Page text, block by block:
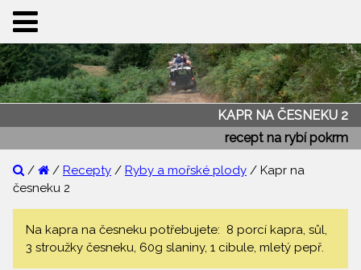
KAPR NA ČESNEKU 2
recept na rybí pokrm
/ / Recepty / Ryby a mořské plody / Kapr na
česneku 2
Na kapra na česneku potřebujete: 8 porcí kapra, sůl,
3 stroužky česneku, 60g slaniny, 1 cibule, mletý pepř.